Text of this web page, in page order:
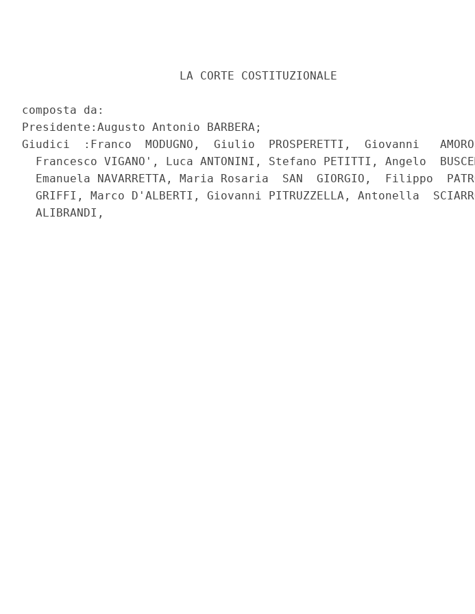
                       LA CORTE COSTITUZIONALE
composta da:
Presidente:Augusto Antonio BARBERA;
Giudici  :Franco  MODUGNO,  Giulio  PROSPERETTI,  Giovanni
Francesco VIGANO', Luca ANTONINI, Stefano PETITTI, Angelo
Emanuela NAVARRETTA, Maria Rosaria  SAN  GIORGIO,  Filippo
GRIFFI, Marco D'ALBERTI, Giovanni PITRUZZELLA, Antonella